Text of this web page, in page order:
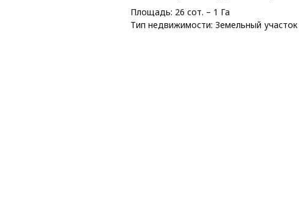
Площадь: 26 сот. – 1 Га
Тип недвижимости: Земельный участок